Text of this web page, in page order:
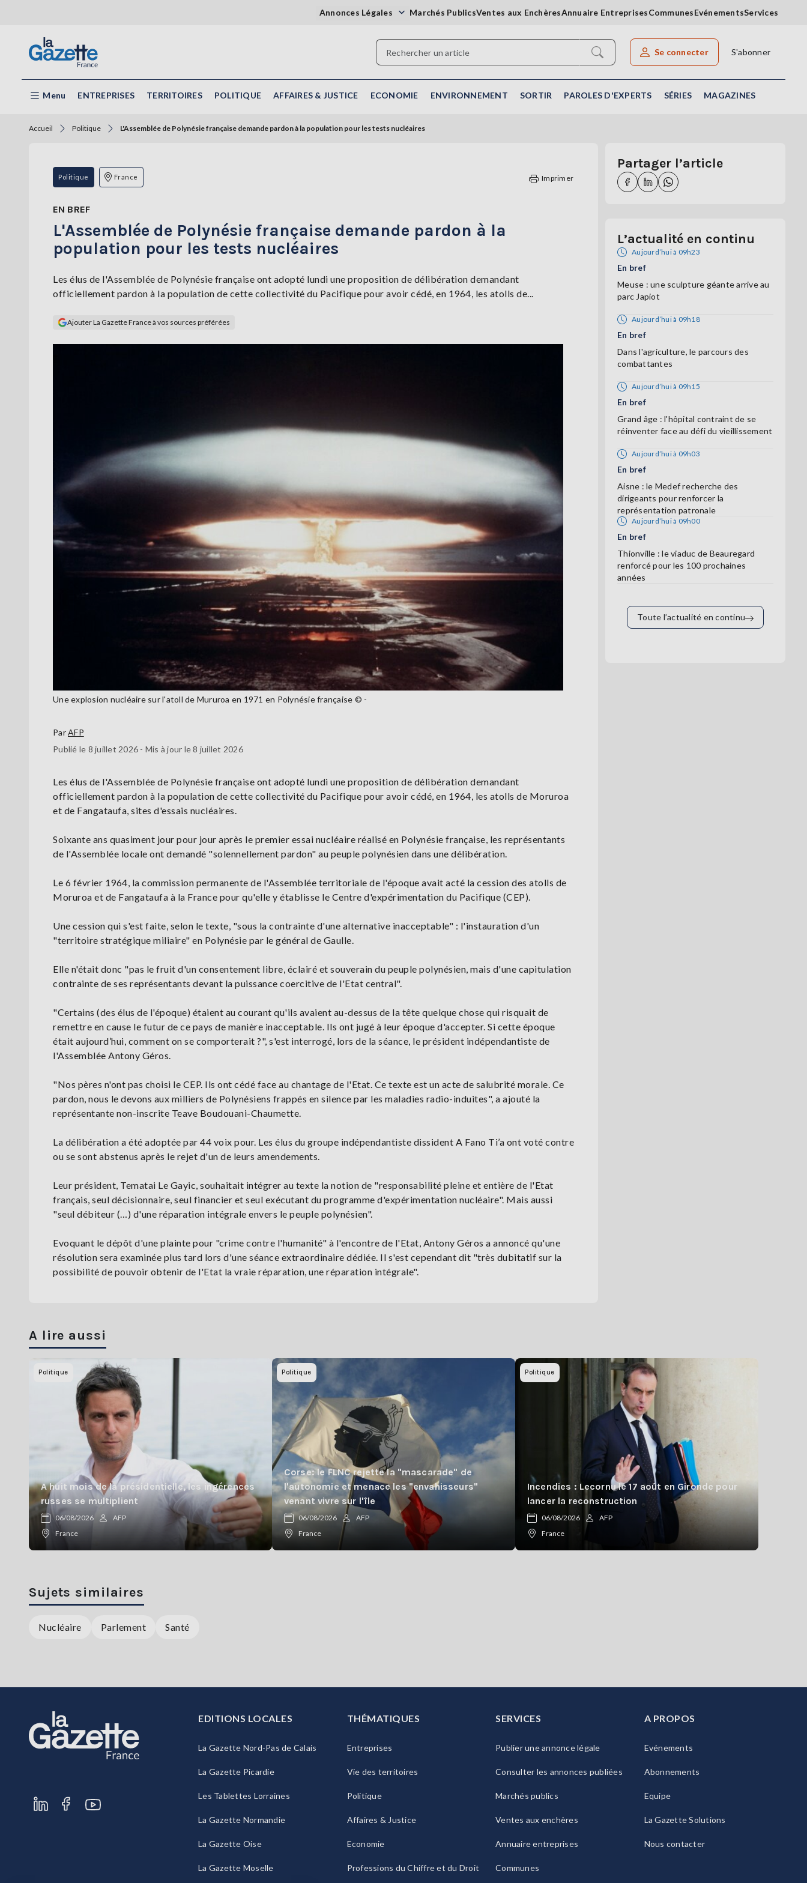
Annonces Légales Marchés PublicsVentes aux EnchèresAnnuaire EntreprisesCommunesEvénementsServices
Rechercher un article
Se connecter S'abonner
Menu ENTREPRISES TERRITOIRES POLITIQUE AFFAIRES & JUSTICE ECONOMIE ENVIRONNEMENT SORTIR PAROLES D'EXPERTS SÉRIES MAGAZINES
Accueil Politique L'Assemblée de Polynésie française demande pardon à la population pour les tests nucléaires
Politique France Imprimer
EN BREF
L'Assemblée de Polynésie française demande pardon à la
population pour les tests nucléaires
Les élus de l'Assemblée de Polynésie française ont adopté lundi une proposition de délibération demandant
officiellement pardon à la population de cette collectivité du Pacifique pour avoir cédé, en 1964, les atolls de...
Ajouter La Gazette France à vos sources préférées
Une explosion nucléaire sur l'atoll de Mururoa en 1971 en Polynésie française © -
ParAFP
Publié le 8 juillet 2026 - Mis à jour le 8 juillet 2026
Les élus de l'Assemblée de Polynésie française ont adopté lundi une proposition de délibération demandant
officiellement pardon à la population de cette collectivité du Pacifique pour avoir cédé, en 1964, les atolls de Moruroa
et de Fangataufa, sites d'essais nucléaires.
Soixante ans quasiment jour pour jour après le premier essai nucléaire réalisé en Polynésie française, les représentants
de l'Assemblée locale ont demandé "solennellement pardon" au peuple polynésien dans une délibération.
Le 6 février 1964, la commission permanente de l'Assemblée territoriale de l'époque avait acté la cession des atolls de
Moruroa et de Fangataufa à la France pour qu'elle y établisse le Centre d'expérimentation du Pacifique (CEP).
Une cession qui s'est faite, selon le texte, "sous la contrainte d'une alternative inacceptable" : l'instauration d'un
"territoire stratégique miliaire" en Polynésie par le général de Gaulle.
Elle n'était donc "pas le fruit d'un consentement libre, éclairé et souverain du peuple polynésien, mais d'une capitulation
contrainte de ses représentants devant la puissance coercitive de l'Etat central".
"Certains (des élus de l'époque) étaient au courant qu'ils avaient au-dessus de la tête quelque chose qui risquait de
remettre en cause le futur de ce pays de manière inacceptable. Ils ont jugé à leur époque d'accepter. Si cette époque
était aujourd’hui, comment on se comporterait ?", s'est interrogé, lors de la séance, le président indépendantiste de
l'Assemblée Antony Géros.
"Nos pères n'ont pas choisi le CEP. Ils ont cédé face au chantage de l'Etat. Ce texte est un acte de salubrité morale. Ce
pardon, nous le devons aux milliers de Polynésiens frappés en silence par les maladies radio-induites", a ajouté la
représentante non-inscrite Teave Boudouani-Chaumette.
La délibération a été adoptée par 44 voix pour. Les élus du groupe indépendantiste dissident A Fano Ti’a ont voté contre
ou se sont abstenus après le rejet d'un de leurs amendements.
Leur président, Tematai Le Gayic, souhaitait intégrer au texte la notion de "responsabilité pleine et entière de l'Etat
français, seul décisionnaire, seul financier et seul exécutant du programme d'expérimentation nucléaire". Mais aussi
"seul débiteur (…) d'une réparation intégrale envers le peuple polynésien".
Evoquant le dépôt d'une plainte pour "crime contre l'humanité" à l'encontre de l'Etat, Antony Géros a annoncé qu'une
résolution sera examinée plus tard lors d'une séance extraordinaire dédiée. Il s'est cependant dit "très dubitatif sur la
possibilité de pouvoir obtenir de l'Etat la vraie réparation, une réparation intégrale".
Partager l’article
L’actualité en continu
Aujourd’hui à 09h23
En bref
Meuse : une sculpture géante arrive au
parc Japiot
Aujourd’hui à 09h18
En bref
Dans l'agriculture, le parcours des
combattantes
Aujourd’hui à 09h15
En bref
Grand âge : l'hôpital contraint de se
réinventer face au défi du vieillissement
Aujourd’hui à 09h03
En bref
Aisne : le Medef recherche des
dirigeants pour renforcer la
représentation patronale
Aujourd’hui à 09h00
En bref
Thionville : le viaduc de Beauregard
renforcé pour les 100 prochaines
années
Toute l’actualité en continu
A lire aussi
Politique
A huit mois de la présidentielle, les ingérences
russes se multiplient
06/08/2026
AFP
France
Politique
Corse: le FLNC rejette la "mascarade" de
l'autonomie et menace les "envahisseurs"
venant vivre sur l'île
06/08/2026
AFP
France
Politique
Incendies : Lecornu le 17 août en Gironde pour
lancer la reconstruction
06/08/2026
AFP
France
Sujets similaires
Nucléaire Parlement Santé
EDITIONS LOCALES
La Gazette Nord-Pas de Calais
La Gazette Picardie
Les Tablettes Lorraines
La Gazette Normandie
La Gazette Oise
La Gazette Moselle
THÉMATIQUES
Entreprises
Vie des territoires
Politique
Affaires & Justice
Economie
Professions du Chiffre et du Droit
SERVICES
Publier une annonce légale
Consulter les annonces publiées
Marchés publics
Ventes aux enchères
Annuaire entreprises
Communes
A PROPOS
Evénements
Abonnements
Equipe
La Gazette Solutions
Nous contacter